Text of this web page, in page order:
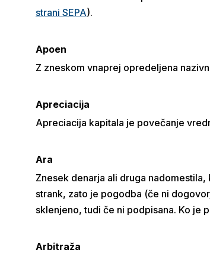
strani SEPA).
Apoen
Z zneskom vnaprej opredeljena
Apreciacija
Apreciacija kapitala je povečanje
Ara
Znesek denarja ali druga
strank, zato je pogodba (če ni
sklenjeno, tudi če ni podpisana. Ko je
Arbitraža